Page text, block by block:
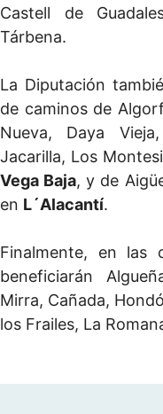
Castell de
Tárbena.
La Diputación
de caminos de
Nueva, Daya
Jacarilla, Los
Vega Baja, y de
en L´Alacantí.
Finalmente, en las
beneficiarán
Mirra, Cañada,
los Frailes, La